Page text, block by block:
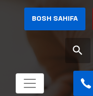
BOSH SAHIFA